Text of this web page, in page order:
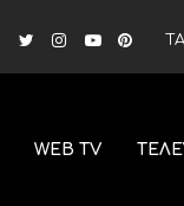
WEB TV